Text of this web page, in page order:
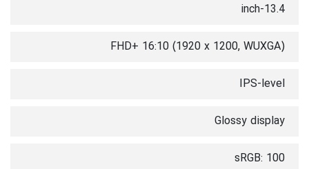
13.4-inch
FHD+ 16:10 (1920 x 1200, WUXGA)
IPS-level
Glossy display
sRGB: 100